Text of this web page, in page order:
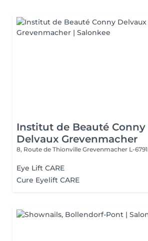
Institut de Beauté Conny
Delvaux Grevenmacher
8, Route de Thionville Grevenmacher L-6791
Eye Lift CARE
Cure Eyelift CARE